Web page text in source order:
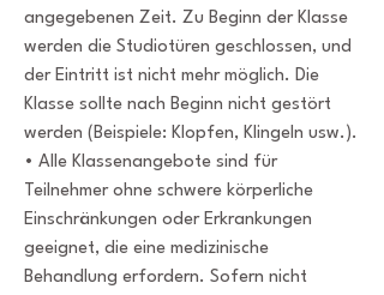
angegebenen Zeit. Zu Beginn der Klasse
werden die Studiotüren geschlossen, und
der Eintritt ist nicht mehr möglich. Die
Klasse sollte nach Beginn nicht gestört
werden (Beispiele: Klopfen, Klingeln usw.).
• Alle Klassenangebote sind für
Teilnehmer ohne schwere körperliche
Einschränkungen oder Erkrankungen
geeignet, die eine medizinische
Behandlung erfordern. Sofern nicht